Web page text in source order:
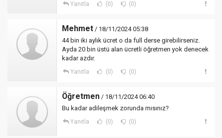
Yanıtla (0) (0)
Mehmet / 18/11/2024 05:38
44 bin iki aylık ücret o da full derse girebilirseniz.
Ayda 20 bin üstü alan ücretli öğretmen yok denecek
kadar azdır.
Yanıtla (0) (0)
Öğretmen / 18/11/2024 06:40
Bu kadar adileşmek zorunda mısınız?
Yanıtla (0) (0)